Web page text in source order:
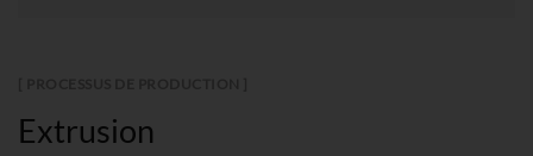
Extrusion